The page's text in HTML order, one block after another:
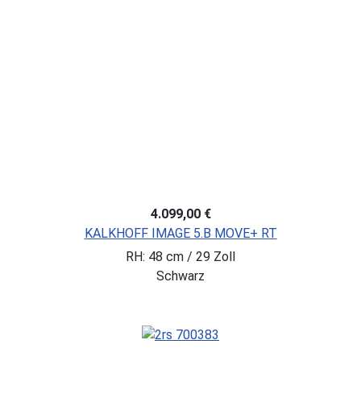
4.099,00 €
KALKHOFF IMAGE 5.B MOVE+ RT
RH: 48 cm / 29 Zoll
Schwarz